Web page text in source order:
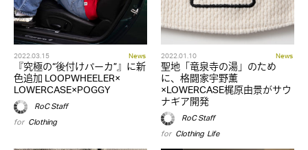
2022.03.15 News
『究極の“後付けパーカ”』に新
色追加 LOOPWHEELER×
LOWERCASE×POGGY
RoC Staff
for Clothing
2022.01.10 News
聖地「竜泉寺の湯」のため
に、格闘家宇野薫
×LOWERCASE梶原由景がサウ
ナギア開発
RoC Staff
for Clothing,Life